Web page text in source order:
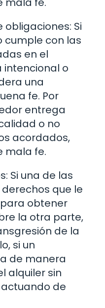
Si
cumple con las
en el
o
una
fe. Por
entrega
o no
acordados,
mala fe.
Si una de las
que le
obtener
la otra parte,
de la
si un
de manera
alquiler sin
de